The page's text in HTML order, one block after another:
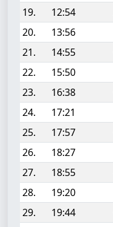
19.
12:54
20.
13:56
21.
14:55
22.
15:50
23.
16:38
24.
17:21
25.
17:57
26.
18:27
27.
18:55
28.
19:20
29.
19:44